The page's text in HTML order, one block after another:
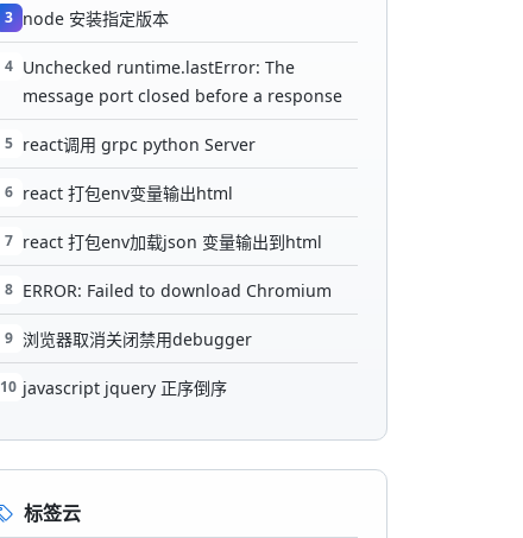
3 node 安装指定版本
4 Unchecked runtime.lastError: The
message port closed before a response
5 react调用 grpc python Server
6 react 打包env变量输出html
7 react 打包env加载json 变量输出到html
8 ERROR: Failed to download Chromium
9 浏览器取消关闭禁用debugger
10 javascript jquery 正序倒序
标签云